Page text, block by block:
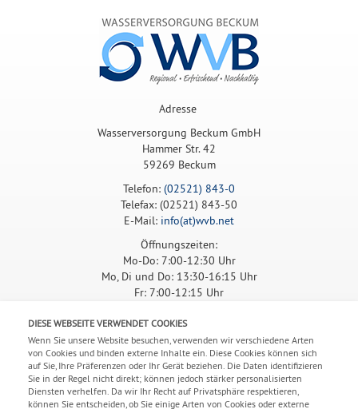
DIESE WEBSEITE VERWENDET COOKIES
Wenn Sie unsere Website besuchen, verwenden wir verschiedene Arten
von Cookies und binden externe Inhalte ein. Diese Cookies können sich
auf Sie, Ihre Präferenzen oder Ihr Gerät beziehen. Die Daten identifizieren
Sie in der Regel nicht direkt; können jedoch stärker personalisierten
Diensten verhelfen. Da wir Ihr Recht auf Privatsphäre respektieren,
können Sie entscheiden, ob Sie einige Arten von Cookies oder externe
Adresse
Wasserversorgung Beckum GmbH
Hammer Str. 42
59269 Beckum
Telefon: (02521) 843-0
Telefax: (02521) 843-50
E-Mail: info(at)wvb.net
Öffnungszeiten:
Mo-Do: 7:00-12:30 Uhr
Mo, Di und Do: 13:30-16:15 Uhr
Fr: 7:00-12:15 Uhr
ANFAHRT